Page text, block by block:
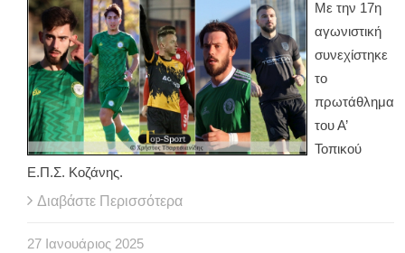
Με την 17η
αγωνιστική
συνεχίστηκε
το
πρωτάθλημα
του Α’
Τοπικού
Ε.Π.Σ. Κοζάνης.
Διαβάστε Περισσότερα
27 Ιανουάριος 2025